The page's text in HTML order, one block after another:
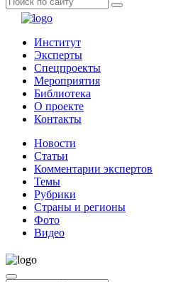
Институт
Эксперты
Спецпроекты
Мероприятия
Библиотека
О проекте
Контакты
Новости
Статьи
Комментарии экспертов
Темы
Рубрики
Страны и регионы
Фото
Видео